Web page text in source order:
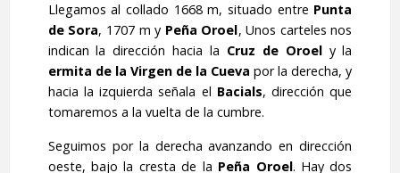
Llegamos al collado 1668 m, situado entre Punta
de Sora, 1707 m y Peña Oroel, Unos carteles nos
indican la dirección hacia la Cruz de Oroely la
ermita de la Virgen de la Cueva por la derecha, y
hacia la izquierda señala el Bacials, dirección que
tomaremos a la vuelta de la cumbre.
Seguimos por la derecha avanzando en dirección
oeste, bajo la cresta de la Peña Oroel. Hay dos